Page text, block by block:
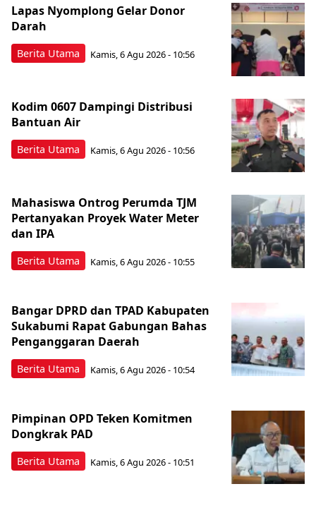
Berita Utama
Lapas Nyomplong Gelar Donor
Darah
Kamis, 6 Agu 2026 - 10:56
Berita Utama
Kodim 0607 Dampingi Distribusi
Bantuan Air
Kamis, 6 Agu 2026 - 10:56
Berita Utama
Mahasiswa Ontrog Perumda TJM
Pertanyakan Proyek Water Meter
dan IPA
Kamis, 6 Agu 2026 - 10:55
Berita Utama
Bangar DPRD dan TPAD Kabupaten
Sukabumi Rapat Gabungan Bahas
Penganggaran Daerah
Kamis, 6 Agu 2026 - 10:54
Berita Utama
Pimpinan OPD Teken Komitmen
Dongkrak PAD
Kamis, 6 Agu 2026 - 10:51